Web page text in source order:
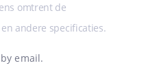
omtrent de
andere specificaties.
email.